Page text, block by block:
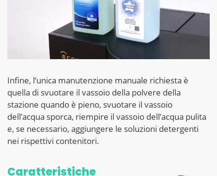
Infine, l’unica manutenzione manuale richiesta è
quella di svuotare il vassoio della polvere della
stazione quando è pieno, svuotare il vassoio
dell’acqua sporca, riempire il vassoio dell’acqua pulita
e, se necessario, aggiungere le soluzioni detergenti
nei rispettivi contenitori.
Caratteristiche